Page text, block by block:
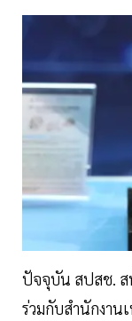
ปัจจุบัน สปสช. ส
ร่วมกับสำนักงาน